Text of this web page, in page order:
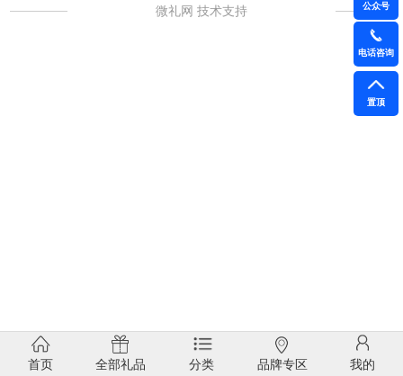
微礼网 技术支持
首页 全部礼品 分类 品牌专区 我的
公众号
电话咨询
置顶